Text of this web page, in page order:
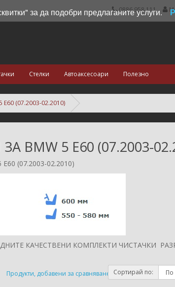
0886 958 111
Стелки Автоаксесоари Полезно
(07.2003-02.2010)
BMW 5 E60 (07.2003-
(07.2003-02.2010)
КАЧЕСТВЕНИ КОМПЛЕКТИ ЧИСТАЧКИ
Продукти, добавени за сравняване: (0)Сортирай по:
за да подобри предлаганите услуги.